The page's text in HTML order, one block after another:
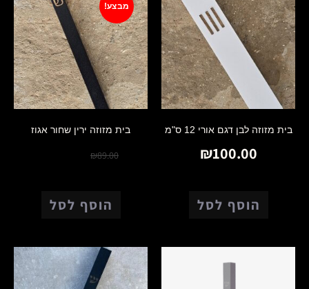
בית מזוזה לבן דגם אורי 12 ס"מ
₪100.00
הוסף לסל
מבצע!
בית מזוזה ירין שחור אגוז
₪89.00
הוסף לסל